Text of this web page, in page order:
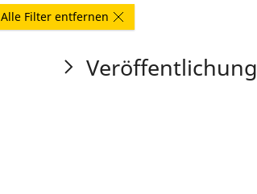
Alle Filter entfernen
Veröffentlichung